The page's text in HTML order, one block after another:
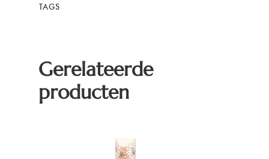
TAGS
Gerelateerde
producten